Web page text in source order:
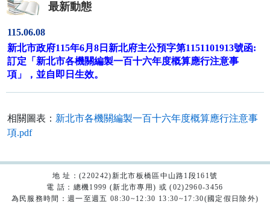
最新動態
115.06.08
新北市政府115年6月8日新北府主公預字第1151101913號函:
訂定「新北市各機關編製一百十六年度概算應行注意事
項」，並自即日生效。
相關圖表： 新北市各機關編製一百十六年度概算應行注意事
項.pdf
地 址：(220242)新北市板橋區中山路1段161號
電 話：總機1999 (新北市專用) 或 (02)2960-3456
為民服務時間：週一至週五 08:30~12:30 13:30~17:30(國定假日除外)